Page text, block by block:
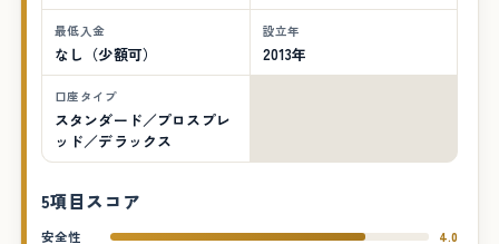
最低入金
なし（少額可）
設立年
2013年
口座タイプ
スタンダード／プロスプレ
ッド／デラックス
5項目スコア
安全性
4.0